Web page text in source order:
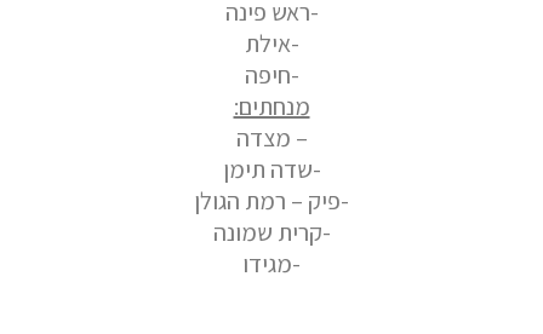
-ראש פינה
-אילת
-חיפה
מנחתים:
– מצדה
-שדה תימן
-פיק – רמת הגולן
-קרית שמונה
-מגידו
אם הגעתם לפה,
סימן שאתם מעוניינים
בפרטים נוספים.